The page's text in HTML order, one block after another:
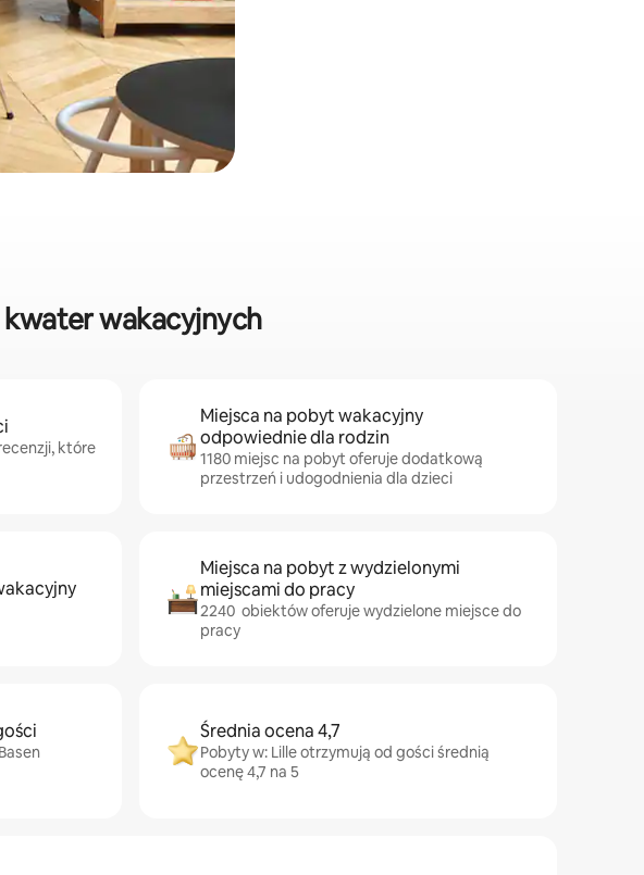
wakacyjnych
które
Miejsca na pobyt wakacyjny
odpowiednie dla rodzin
1180 miejsc na pobyt oferuje dodatkową
przestrzeń i udogodnienia dla dzieci
Miejsca na pobyt z wydzielonymi
miejscami do pracy
2240 obiektów oferuje wydzielone miejsce do
pracy
Średnia ocena 4,7
Pobyty w: Lille otrzymują od gości średnią
ocenę 4,7 na 5